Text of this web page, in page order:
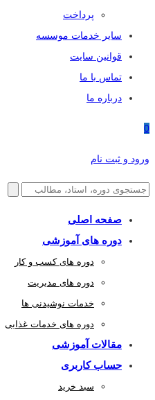
پرداخت
سایر خدمات موسسه
قوانین سایت
تماس با ما
درباره ما
0
ورود و ثبت نام
صفحه اصلی
دوره های آموزشی
دوره های کسب و کار
دوره های مدیریت
خدمات نوشیدنی ها
دوره های خدمات غذایی
مقالات آموزشی
حساب کاربری
سبد خرید